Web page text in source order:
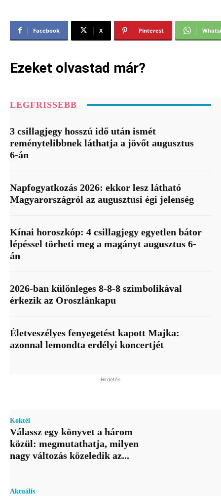
Facebook X Pinterest
Ezeket olvastad már?
LEGFRISSEBB
3 csillagjegy hosszú idő után ismét
reménytelibbnek láthatja a jövőt augusztus
6-án
Napfogyatkozás 2026: ekkor lesz látható
Magyarországról az augusztusi égi jelenség
Kínai horoszkóp: 4 csillagjegy egyetlen bátor
lépéssel törheti meg a magányt augusztus 6-
án
2026-ban különleges 8-8-8 szimbolikával
érkezik az Oroszlánkapu
Életveszélyes fenyegetést kapott Majka:
azonnal lemondta erdélyi koncertjét
Hirdetés
Koktél
Válassz egy könyvet a három
közül: megmutathatja, milyen
nagy változás közeledik az...
Aktuális